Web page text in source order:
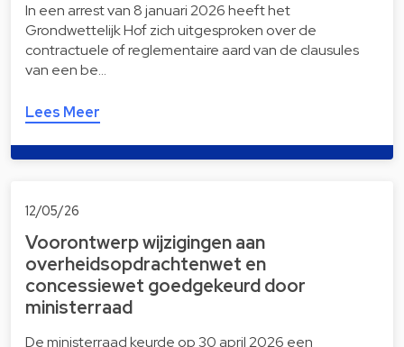
In een arrest van 8 januari 2026 heeft het
Grondwettelijk Hof zich uitgesproken over de
contractuele of reglementaire aard van de clausules
van een be…
Lees Meer
12/05/26
Voorontwerp wijzigingen aan
overheidsopdrachtenwet en
concessiewet goedgekeurd door
ministerraad
De ministerraad keurde op 30 april 2026 een